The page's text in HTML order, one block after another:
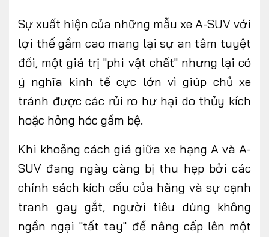
Sự xuất hiện của những mẫu xe A-SUV với
lợi thế gầm cao mang lại sự an tâm tuyệt
đối, một giá trị "phi vật chất" nhưng lại có
ý nghĩa kinh tế cực lớn vì giúp chủ xe
tránh được các rủi ro hư hại do thủy kích
hoặc hỏng hóc gầm bệ.
Khi khoảng cách giá giữa xe hạng A và A-
SUV đang ngày càng bị thu hẹp bởi các
chính sách kích cầu của hãng và sự cạnh
tranh gay gắt, người tiêu dùng không
ngần ngại "tất tay" để nâng cấp lên một